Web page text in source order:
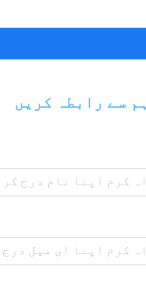
ہم سے رابطہ کریں